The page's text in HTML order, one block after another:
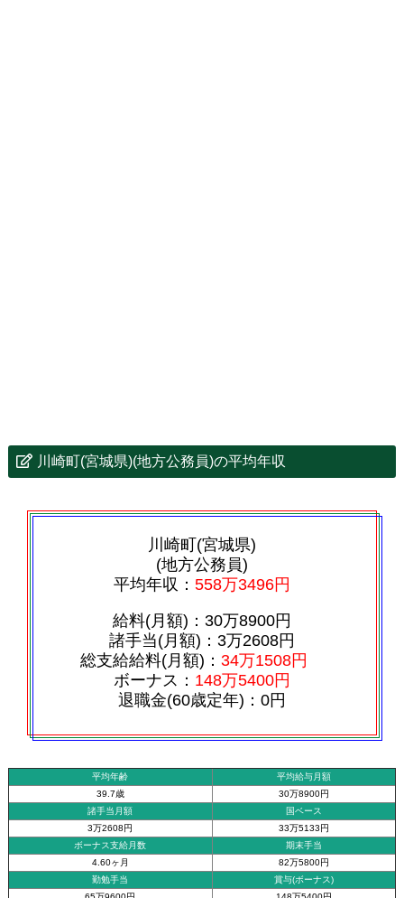
川崎町(宮城県)(地方公務員)の平均年収
川崎町(宮城県)
(地方公務員)
平均年収： 558万3496円
給料(月額)：30万8900円
諸手当(月額)：3万2608円
総支給給料(月額)： 34万1508円
ボーナス： 148万5400円
退職金(60歳定年)：0円
平均年齢
平均給与月額
39.7歳
30万8900円
諸手当月額
国ベース
3万2608円
33万5133円
ボーナス支給月数
期末手当
4.60ヶ月
82万5800円
勤勉手当
賞与(ボーナス)